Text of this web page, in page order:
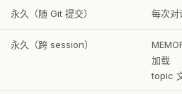
永久（随 Git 提交） 每次对
永久（跨 session）
加载
topic